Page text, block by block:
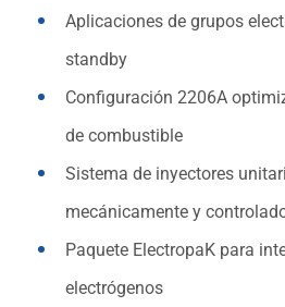
Aplicaciones de grupos
standby
Configuración 2206A
de combustible
Sistema de inyectores
mecánicamente y
Paquete ElectropaK para
electrógenos